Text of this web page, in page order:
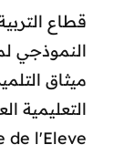
قطاع
النموذجي
ميثاق
de l'Eleve